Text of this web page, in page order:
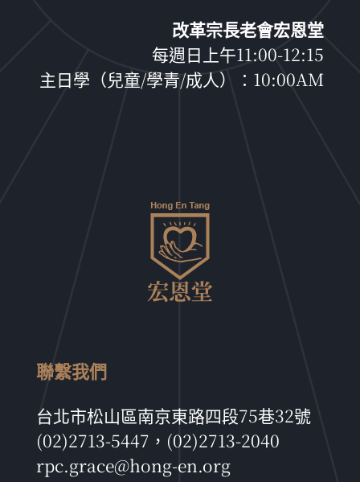
改革宗長老會宏恩堂
每週日上午11:00-12:15
主日學（兒童/學青/成人）：10:00AM
聯繫我們
台北市松山區南京東路四段75巷32號
(02)2713-5447，(02)2713-2040
rpc.grace@hong-en.org